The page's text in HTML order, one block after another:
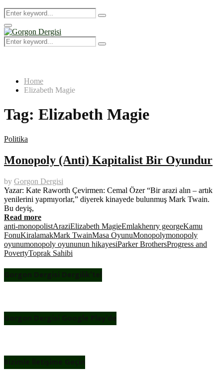
Search
for:
Search
Primary
Menu
Search
for:
Search
Home
Elizabeth Magie
Tag: Elizabeth Magie
Politika
Monopoly (Anti) Kapitalist Bir Oyundur
by Gorgon Dergisi
Yazar: Kate Raworth Çevirmen: Cemal Özer “Bir arazi alın – artık
yenilerini yapmıyorlar,” diyerek kinayede bulunmuş Mark Twain.
Bu deyiş,
Read more
anti-monopolistAraziElizabeth MagieEmlakhenry georgeKamu
FonuKiralamakMark TwainMasa OyunuMonopolymonopoly
oyunumonopoly oyununun hikayesiParker BrothersProgress and
PovertyToprak Sahibi
Gorgon Dergisi Dergilik’te!
Gorgon Dergisi Google Play’de
Bizimle İletişime Geçin